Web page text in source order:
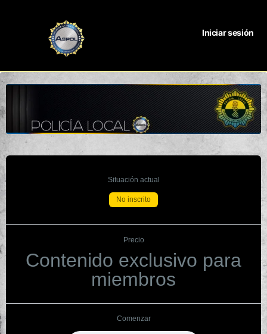
Iniciar sesión
Situación actual
No inscrito
Precio
Contenido exclusivo para
miembros
Comenzar